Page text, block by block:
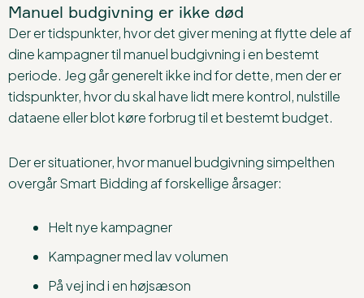
Manuel budgivning er ikke død
Der er tidspunkter, hvor det giver mening at flytte dele af
dine kampagner til manuel budgivning i en bestemt
periode. Jeg går generelt ikke ind for dette, men der er
tidspunkter, hvor du skal have lidt mere kontrol, nulstille
dataene eller blot køre forbrug til et bestemt budget.
Der er situationer, hvor manuel budgivning simpelthen
overgår Smart Bidding af forskellige årsager:
Helt nye kampagner
Kampagner med lav volumen
På vej ind i en højsæson